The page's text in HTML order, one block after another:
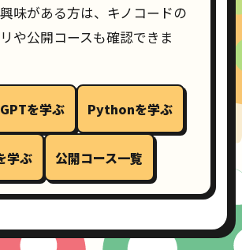
味がある方は、キノコードの
や公開コースも確認できま
を学ぶ Pythonを学ぶ
学ぶ 公開コース一覧